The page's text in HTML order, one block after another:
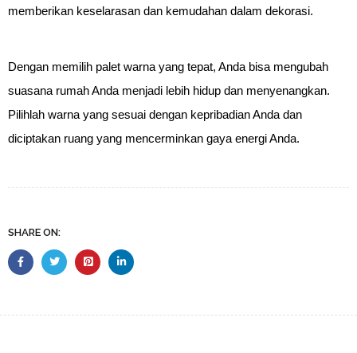
memberikan keselarasan dan kemudahan dalam dekorasi.
Dengan memilih palet warna yang tepat, Anda bisa mengubah
suasana rumah Anda menjadi lebih hidup dan menyenangkan.
Pilihlah warna yang sesuai dengan kepribadian Anda dan
diciptakan ruang yang mencerminkan gaya energi Anda.
SHARE ON: